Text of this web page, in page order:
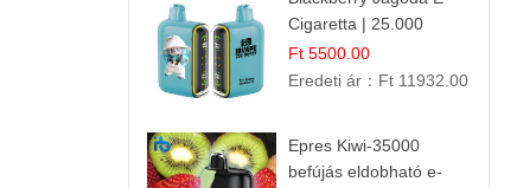
Cigaretta | 25.000
Szívás | Ízesített E-
Liquid
Ft 5500.00
Eredeti ár： Ft 11932.00
Epres Kiwi-35000
befújás eldobható e-